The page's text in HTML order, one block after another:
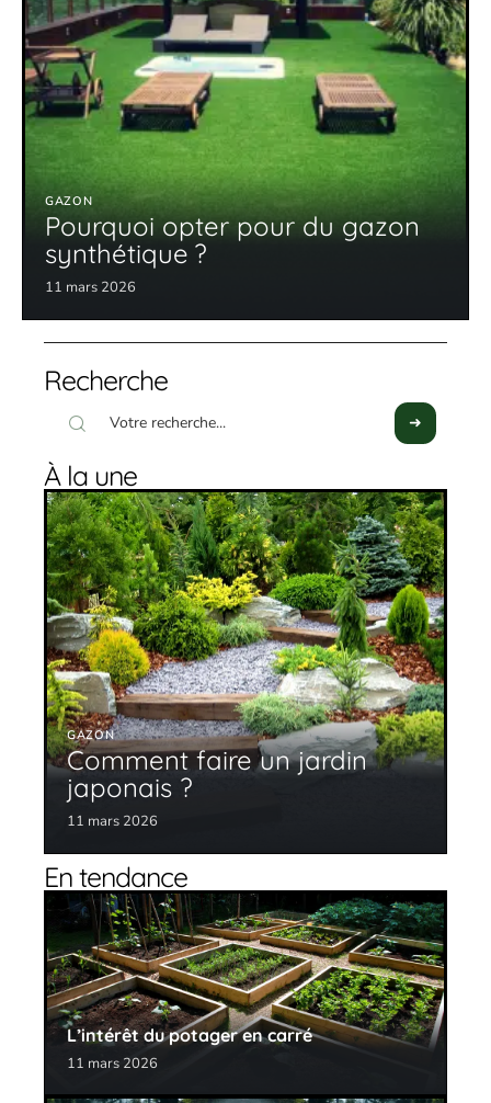
GAZON
Pourquoi opter pour du gazon
synthétique ?
11 mars 2026
Recherche
À la une
GAZON
Comment faire un jardin
japonais ?
11 mars 2026
En tendance
L’intérêt du potager en carré
11 mars 2026